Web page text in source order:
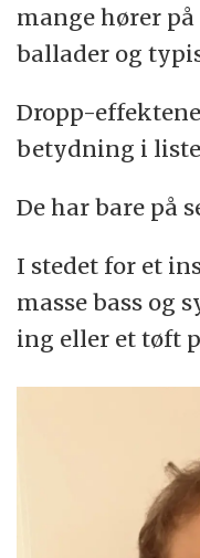
mange hører
ballader og
Dropp-
betydning i
De har bare på
I stedet for et
masse bass og
ing eller et tøft